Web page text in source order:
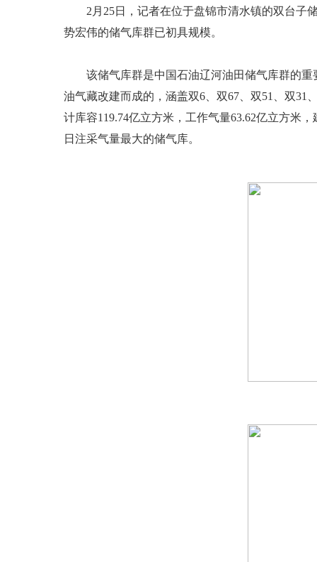
2月25日，记者在位于盘锦市清水镇的双台子储
势宏伟的储气库群已初具规模。
该储气库群是中国石油辽河油田储气库群的重
油气藏改建而成的，涵盖双6、双67、双51、双31
计库容119.74亿立方米，工作气量63.62亿立方米
日注采气量最大的储气库。